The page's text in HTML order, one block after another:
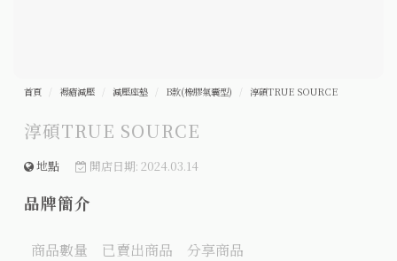
首頁 褥瘡減壓 減壓座墊 B款(橡膠氣囊型) 淳碩TRUE SOURCE
淳碩TRUE SOURCE
地點 開店日期: 2024.03.14
品牌簡介
商品數量 已賣出商品 分享商品